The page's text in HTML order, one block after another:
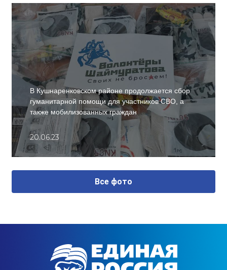
В Кушнаренковском районе продолжается сбор
гуманитарной помощи для участников СВО, а
также мобилизованных граждан
20.06.23
Все фото